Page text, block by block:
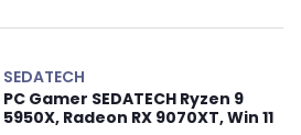
SEDATECH
PC Gamer SEDATECH Ryzen 9
5950X, Radeon RX 9070XT, Win 11